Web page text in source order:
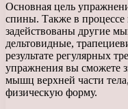
Основная цель
спины. Также в
задействованы другие
дельтовидные,
результате регулярных
упражнения вы сможете
мышц верхней части
физическую форму.